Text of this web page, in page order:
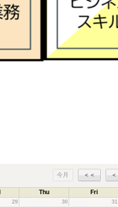
今月 ＜＜ ＜
Thu Fri
29 30 31